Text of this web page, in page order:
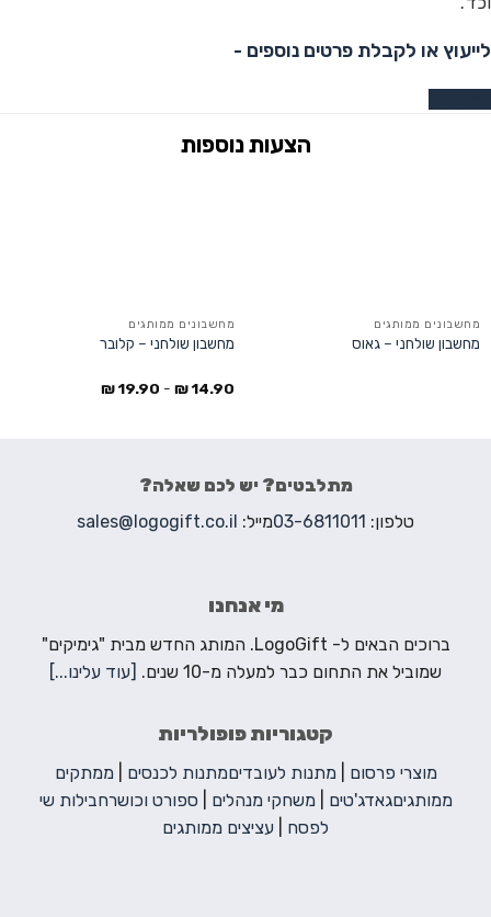
לייעוץ או לקבלת פרטים נוספים -
מחשבונים ממותגים
מחשבון שולחני – גאוס
מחשבונים ממותגים
מחשבון שולחני – קלובר
14.90
₪
-
19.90
₪
מתלבטים? יש לכם שאלה?
טלפון: 03-6811011מייל: sales@logogift.co.il
מי אנחנו
ברוכים הבאים ל- LogoGift. המותג החדש מבית "גימיקים"
שמוביל את התחום כבר למעלה מ-10 שנים.
[עוד עלינו...]
קטגוריות פופולריות
מוצרי פרסום מתנות לעובדיםמתנות לכנסים
ממתקים
ממותגיםגאדג'טים משחקי מנהלים ספורט וכושרחבילות שי
לפסח
עציצים ממותגים